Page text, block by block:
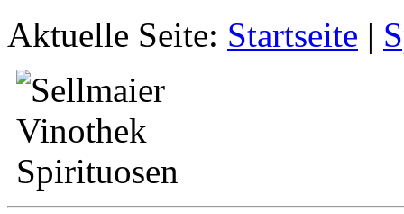
Aktuelle Seite: Startseite |